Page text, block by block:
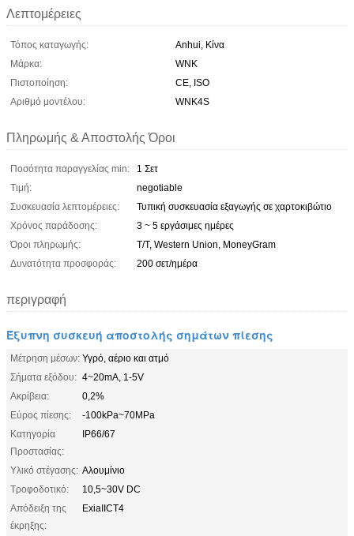
Λεπτομέρειες
Τόπος καταγωγής:
Anhui, Κίνα
Μάρκα:
WNK
Πιστοποίηση:
CE, ISO
Αριθμό μοντέλου:
WNK4S
Πληρωμής & Αποστολής Όροι
Ποσότητα παραγγελίας min:
1 Σετ
Τιμή:
negotiable
Συσκευασία λεπτομέρειες:
Τυπική συσκευασία εξαγωγής σε χαρτοκιβώτιο
Χρόνος παράδοσης:
3 ~ 5 εργάσιμες ημέρες
Όροι πληρωμής:
T/T, Western Union, MoneyGram
Δυνατότητα προσφοράς:
200 σετ/ημέρα
περιγραφή
Έξυπνη συσκευή αποστολής σημάτων πίεσης
Μέτρηση μέσων: Υγρό, αέριο και ατμό
Σήματα εξόδου: 4~20mA, 1-5V
Ακρίβεια:
0,2%
Εύρος πίεσης:
-100kPa~70MPa
Κατηγορία
Προστασίας:
IP66/67
Υλικό στέγασης: Αλουμίνιο
Τροφοδοτικό:
10,5~30V DC
Απόδειξη της
έκρηξης:
ExiaIICT4